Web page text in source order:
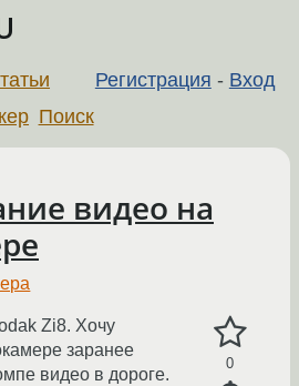
Регистрация - Вход
Поиск
видео на
0
Zi8. Хочу
заранее
видео в дороге.